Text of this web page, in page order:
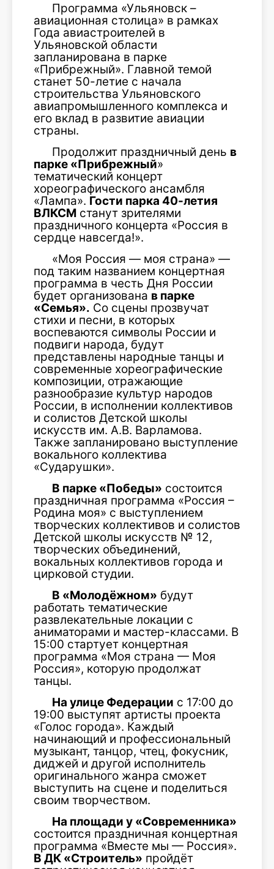
Программа «Ульяновск –
авиационная столица» в рамках
Года авиастроителей в
Ульяновской области
запланирована в парке
«Прибрежный». Главной темой
станет 50-летие с начала
строительства Ульяновского
авиапромышленного комплекса и
его вклад в развитие авиации
страны.
Продолжит праздничный день в
парке «Прибрежный»
тематический концерт
хореографического ансамбля
«Лампа». Гости парка 40-летия
ВЛКСМ станут зрителями
праздничного концерта «Россия в
сердце навсегда!».
«Моя Россия — моя страна» —
под таким названием концертная
программа в честь Дня России
будет организована в парке
«Семья». Со сцены прозвучат
стихи и песни, в которых
воспеваются символы России и
подвиги народа, будут
представлены народные танцы и
современные хореографические
композиции, отражающие
разнообразие культур народов
России, в исполнении коллективов
и солистов Детской школы
искусств им. А.В. Варламова.
Также запланировано выступление
вокального коллектива
«Сударушки».
В парке «Победы» состоится
праздничная программа «Россия –
Родина моя» с выступлением
творческих коллективов и солистов
Детской школы искусств № 12,
творческих объединений,
вокальных коллективов города и
цирковой студии.
В «Молодёжном» будут
работать тематические
развлекательные локации с
аниматорами и мастер-классами. В
15:00 стартует концертная
программа «Моя страна — Моя
Россия», которую продолжат
танцы.
На улице Федерации с 17:00 до
19:00 выступят артисты проекта
«Голос города». Каждый
начинающий и профессиональный
музыкант, танцор, чтец, фокусник,
диджей и другой исполнитель
оригинального жанра сможет
выступить на сцене и поделиться
своим творчеством.
На площади у «Современника»
состоится праздничная концертная
программа «Вместе мы — Россия».
В ДК «Строитель» пройдёт